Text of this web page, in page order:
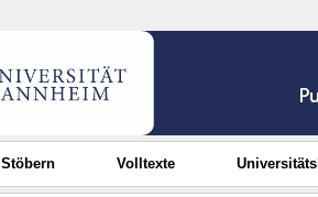
Stöbern Volltexte